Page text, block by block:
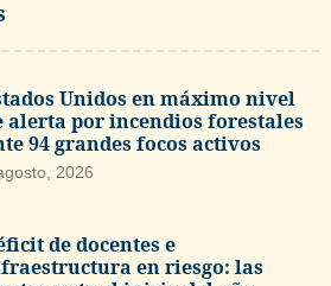
Unidos en máximo nivel
alerta por incendios forestales
94 grandes focos activos
2026
de docentes e
en riesgo: las